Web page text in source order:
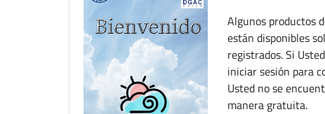
Algunos productos
están disponibles
registrados. Si
iniciar sesión para
Usted no se
manera gratuita.